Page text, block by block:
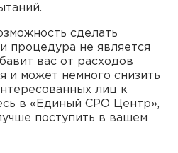
сделать
процедура не является
вас от расходов
и может немного снизить
лиц к
в «Единый СРО Центр»,
поступить в вашем